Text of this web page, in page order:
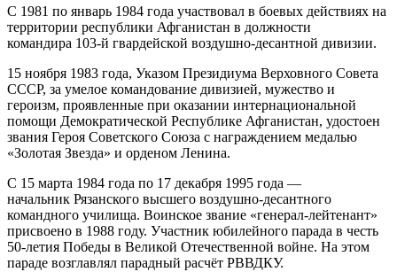
С 1981 по январь 1984 года участвовал в боевых действиях на
территории республики Афганистан в должности
командира 103-й гвардейской воздушно-десантной дивизии.
15 ноября 1983 года, Указом Президиума Верховного Совета
СССР, за умелое командование дивизией, мужество и
героизм, проявленные при оказании интернациональной
помощи Демократической Республике Афганистан, удостоен
звания Героя Советского Союза с награждением медалью
«Золотая Звезда» и орденом Ленина.
С 15 марта 1984 года по 17 декабря 1995 года —
начальник Рязанского высшего воздушно-десантного
командного училища. Воинское звание «генерал-лейтенант»
присвоено в 1988 году. Участник юбилейного парада в честь
50-летия Победы в Великой Отечественной войне. На этом
параде возглавлял парадный расчёт РВВДКУ.